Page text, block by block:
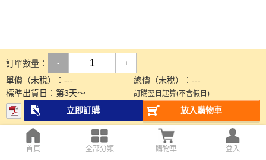
訂單數量： - +
單價（未稅）： --- 總價（未稅）： ---
標準出貨日： 第3天～ 訂購翌日起算(不含假日)
立即訂購 放入購物車
首頁 全部分類 購物車 登入